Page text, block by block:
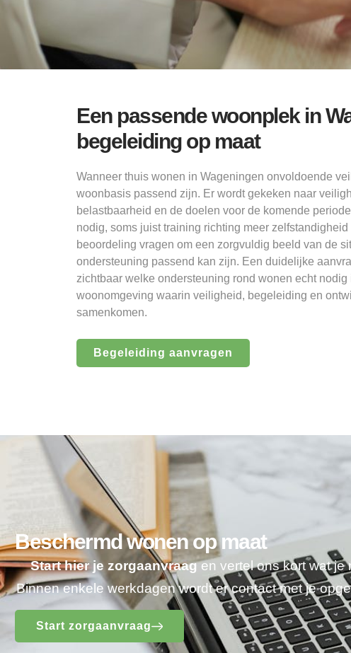
Een passende woonplek in
begeleiding op maat
Wanneer thuis wonen in Wageningen onvoldoende
woonbasis passend zijn. Er wordt gekeken naar
belastbaarheid en de doelen voor de komende
nodig, soms juist training richting meer
beoordeling vragen om een zorgvuldig beeld van de
ondersteuning passend kan zijn. Een duidelijke
zichtbaar welke ondersteuning rond wonen echt
woonomgeving waarin veiligheid, begeleiding en
samenkomen.
Begeleiding aanvragen
Beschermd wonen op maat
Start hier je zorgaanvraagen vertel ons kort wat je
Binnen enkele werkdagen wordt er contact met je
Start zorgaanvraag